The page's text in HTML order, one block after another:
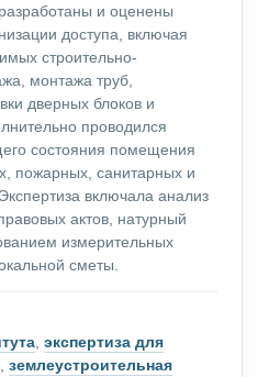
и оценены
доступа, включая
строительно-
монтажа труб,
дверных блоков и
проводился
состояния помещения
пожарных, санитарных и
включала анализ
актов, натурный
измерительных
сметы.
, экспертиза для
, землеустроительная